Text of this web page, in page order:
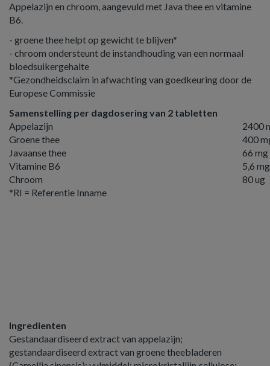
Appelazijn en chroom, aangevuld met Java thee en vitamine
B6.
- groene thee helpt op gewicht te blijven*
- chroom ondersteunt de instandhouding van een normaal
bloedsuikergehalte
*Gezondheidsclaim in afwachting van goedkeuring door de
Europese Commissie
Samenstelling per dagdosering van 2 tabletten
Appelazijn
2400
Groene thee
400
Javaanse thee
66 mg
Vitamine B6
5,6 mg
Chroom
80 ug
*RI = Referentie Inname
Ingredienten
Gestandaardiseerd extract van appelazijn;
gestandaardiseerd extract van groene theebladeren